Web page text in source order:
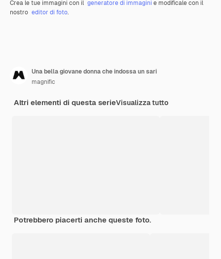
Crea le tue immagini con il generatore di immagini e modificale con il
nostro editor di foto.
Una bella giovane donna che indossa un sari
magnific
Altri elementi di questa serieVisualizza tutto
Potrebbero piacerti anche queste foto.